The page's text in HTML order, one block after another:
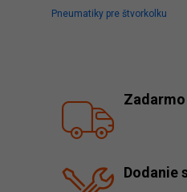
Pneumatiky pre štvorkolku
Dodanie